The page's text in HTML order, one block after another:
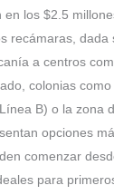
en los $2.5
recámaras, dada
a centros
colonias
B) o la zona
opciones
comenzar
para